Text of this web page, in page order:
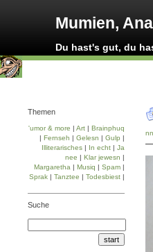
Mumien,
Du hast's gut, du
Themen
'umor & more | Art | Brainphuq
| Fernseh | Gelesn | Gulp |
Illiterarisches | In echt | Ja
nee | Klar jewesn |
Margaretha | Musiq | Spam |
Sprak | Tanztee | Todesbiest |
Suche